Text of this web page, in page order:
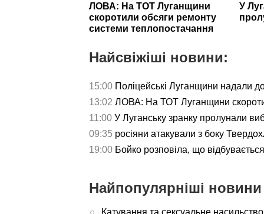
ЛОВА: На ТОТ Луганщини
скоротили обсяги ремонту
системи теплопостачання
У
Найсвіжіші новини:
15:00 Поліцейські Луганщини надали
13:02 ЛОВА: На ТОТ Луганщини
11:00 У Луганську зранку пролунали
09:35 росіяни атакували з боку
19:00 Бойко розповіла, що
Найпопулярніші
Катування та сексуальне